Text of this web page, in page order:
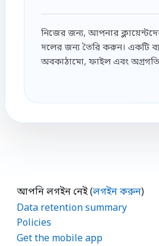
নিজের জন্য, আপনার
দলের জন্য তৈরি করুন। একটি
অবকাঠামো, ফাইল এবং অগ্রগতি
আপনি লগইন নেই (লগইন করুন)
Data retention summary
Policies
Get the mobile app